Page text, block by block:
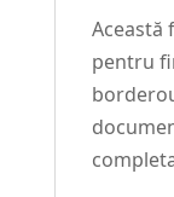
Această
pentru